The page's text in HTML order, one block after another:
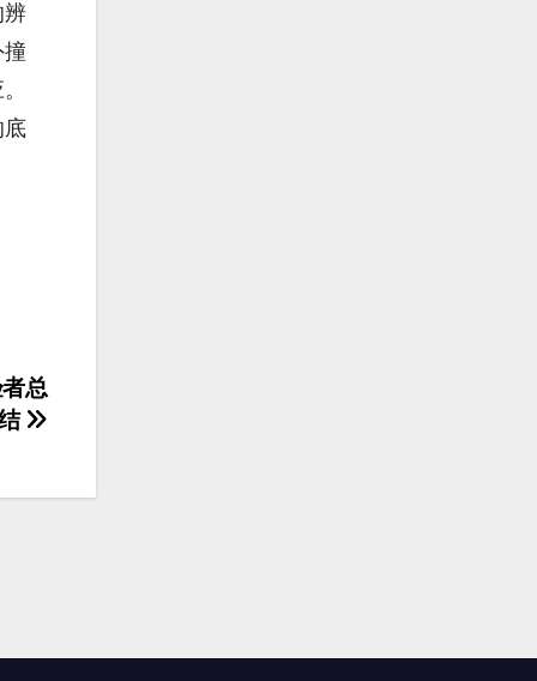
辨
撞
底
总